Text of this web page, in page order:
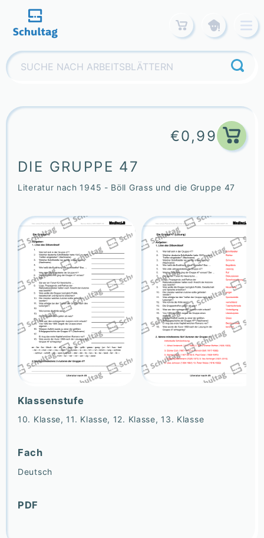
content
Suchen
nach:
€0,99
DIE GRUPPE 47
Literatur nach 1945 - Böll Grass und die Gruppe 47
Klassenstufe
10. Klasse, 11. Klasse, 12. Klasse, 13. Klasse
Fach
Deutsch
PDF